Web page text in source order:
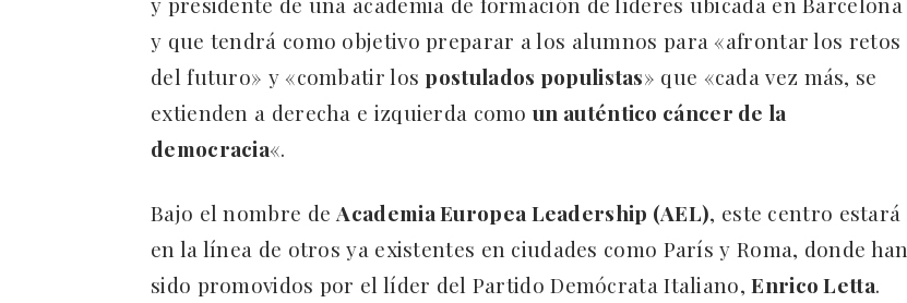
y que tendrá como objetivo preparar a los alumnos para «afrontar los retos
del futuro» y «combatir los postulados populistas» que «cada vez más, se
extienden a derecha e izquierda comoun auténtico cáncer de la
democracia«.
Bajo el nombre de Academia Europea Leadership (AEL), este centro estará
en la línea de otros ya existentes en ciudades como París y Roma, donde han
sido promovidos por el líder del Partido Demócrata Italiano,Enrico Letta.